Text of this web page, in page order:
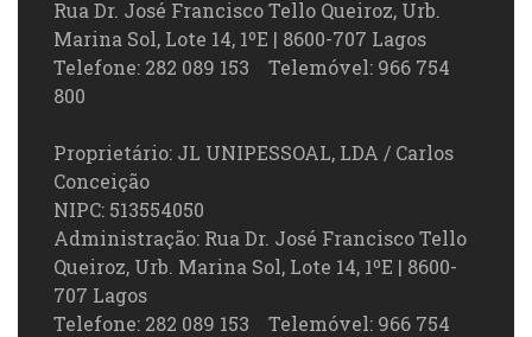
Rua Dr. José Francisco Tello Queiroz, Urb.
Marina Sol, Lote 14, 1ºE | 8600-707 Lagos
Telefone: 282 089 153 Telemóvel: 966 754
800
Proprietário: JL UNIPESSOAL, LDA / Carlos
Conceição
NIPC: 513554050
Administração: Rua Dr. José Francisco Tello
Queiroz, Urb. Marina Sol, Lote 14, 1ºE | 8600-
707 Lagos
Telefone: 282 089 153 Telemóvel: 966 754